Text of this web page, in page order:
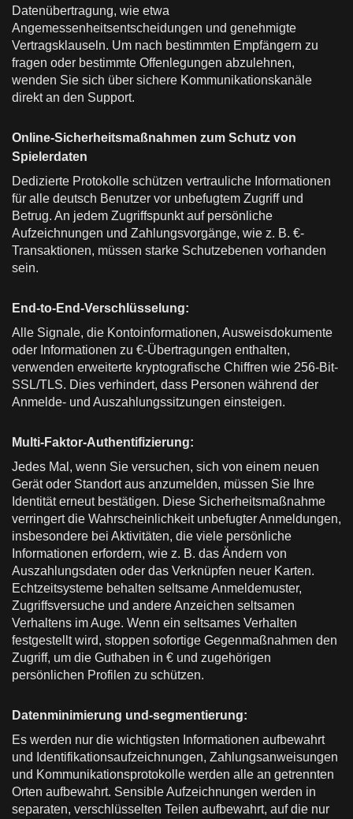
Datenübertragung, wie etwa
Angemessenheitsentscheidungen und genehmigte
Vertragsklauseln. Um nach bestimmten Empfängern zu
fragen oder bestimmte Offenlegungen abzulehnen,
wenden Sie sich über sichere Kommunikationskanäle
direkt an den Support.
Online-Sicherheitsmaßnahmen zum Schutz von
Spielerdaten
Dedizierte Protokolle schützen vertrauliche Informationen
für alle deutsch Benutzer vor unbefugtem Zugriff und
Betrug. An jedem Zugriffspunkt auf persönliche
Aufzeichnungen und Zahlungsvorgänge, wie z. B. €-
Transaktionen, müssen starke Schutzebenen vorhanden
sein.
End-to-End-Verschlüsselung:
Alle Signale, die Kontoinformationen, Ausweisdokumente
oder Informationen zu €-Übertragungen enthalten,
verwenden erweiterte kryptografische Chiffren wie 256-Bit-
SSL/TLS. Dies verhindert, dass Personen während der
Anmelde- und Auszahlungssitzungen einsteigen.
Multi-Faktor-Authentifizierung:
Jedes Mal, wenn Sie versuchen, sich von einem neuen
Gerät oder Standort aus anzumelden, müssen Sie Ihre
Identität erneut bestätigen. Diese Sicherheitsmaßnahme
verringert die Wahrscheinlichkeit unbefugter Anmeldungen,
insbesondere bei Aktivitäten, die viele persönliche
Informationen erfordern, wie z. B. das Ändern von
Auszahlungsdaten oder das Verknüpfen neuer Karten.
Echtzeitsysteme behalten seltsame Anmeldemuster,
Zugriffsversuche und andere Anzeichen seltsamen
Verhaltens im Auge. Wenn ein seltsames Verhalten
festgestellt wird, stoppen sofortige Gegenmaßnahmen den
Zugriff, um die Guthaben in € und zugehörigen
persönlichen Profilen zu schützen.
Datenminimierung und-segmentierung:
Es werden nur die wichtigsten Informationen aufbewahrt
und Identifikationsaufzeichnungen, Zahlungsanweisungen
und Kommunikationsprotokolle werden alle an getrennten
Orten aufbewahrt. Sensible Aufzeichnungen werden in
separaten, verschlüsselten Teilen aufbewahrt, auf die nur